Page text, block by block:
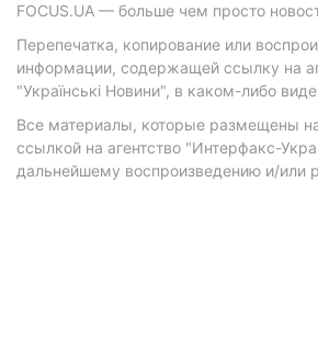
FOCUS.UA — больше чем просто
Перепечатка, копирование или
информации, содержащей ссылку на
"Українські Новини", в каком-либо
Все материалы, которые размещены
ссылкой на агентство "Интерфакс-
дальнейшему воспроизведению и/или